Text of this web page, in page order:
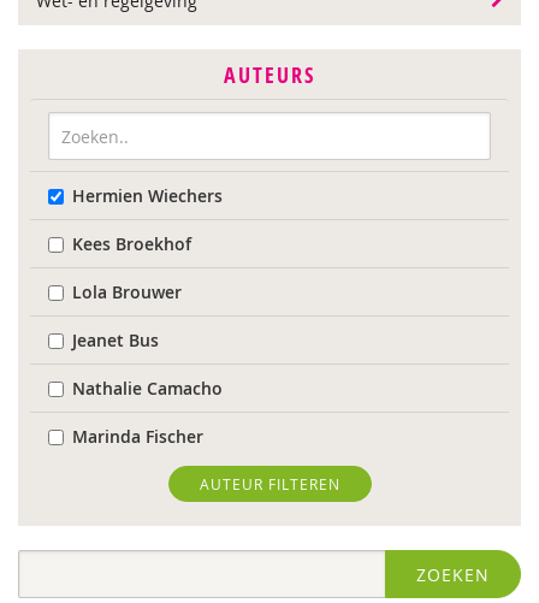
AUTEURS
Hermien Wiechers
Kees Broekhof
Lola Brouwer
Jeanet Bus
Nathalie Camacho
Marinda Fischer
Sieneke Goorhuis-Brouwer
Jolien Hesselberth
AUTEUR FILTEREN
ZOEKEN